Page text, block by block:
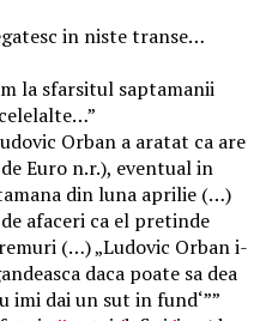
in niste transe…
la sfarsitul saptamanii
Orban a aratat ca are
Euro n.r.), eventual in
din luna aprilie (…)
afaceri ca el pretinde
(…) „Ludovic Orban i-
daca poate sa dea
imi dai un sut in fund‘””